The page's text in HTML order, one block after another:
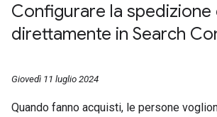
Configurare la spedizione
direttamente in Search
Giovedì 11 luglio 2024
Quando fanno acquisti, le persone